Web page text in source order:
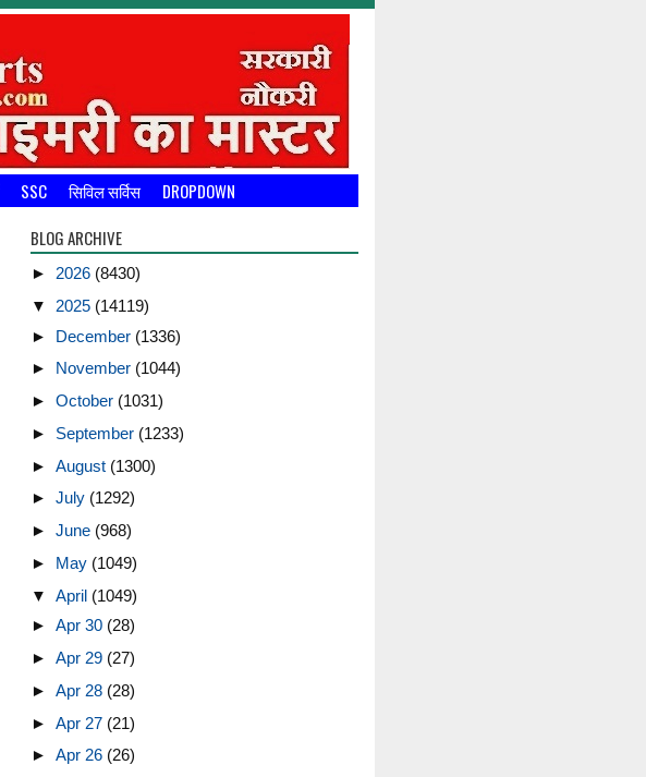
SSC सिविल सर्विस DROPDOWN
BLOG ARCHIVE
► 2026 (8430)
▼ 2025 (14119)
► December (1336)
► November (1044)
► October (1031)
► September (1233)
► August (1300)
► July (1292)
► June (968)
► May (1049)
▼ April (1049)
► Apr 30 (28)
► Apr 29 (27)
► Apr 28 (28)
► Apr 27 (21)
► Apr 26 (26)